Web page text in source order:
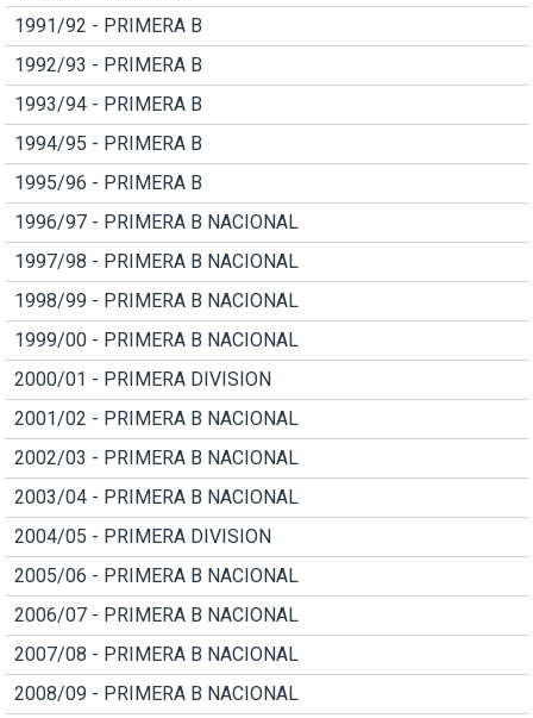
1991/92 - PRIMERA B
1992/93 - PRIMERA B
1993/94 - PRIMERA B
1994/95 - PRIMERA B
1995/96 - PRIMERA B
1996/97 - PRIMERA B NACIONAL
1997/98 - PRIMERA B NACIONAL
1998/99 - PRIMERA B NACIONAL
1999/00 - PRIMERA B NACIONAL
2000/01 - PRIMERA DIVISION
2001/02 - PRIMERA B NACIONAL
2002/03 - PRIMERA B NACIONAL
2003/04 - PRIMERA B NACIONAL
2004/05 - PRIMERA DIVISION
2005/06 - PRIMERA B NACIONAL
2006/07 - PRIMERA B NACIONAL
2007/08 - PRIMERA B NACIONAL
2008/09 - PRIMERA B NACIONAL